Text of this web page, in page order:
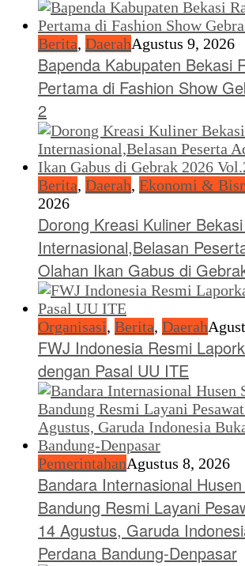
Berita, DaerahAgustus 9, 2026
Bapenda Kabupaten Bekasi
Pertama di Fashion Show
2
Berita, Daerah, Ekonomi &
2026
Dorong Kreasi Kuliner
Internasional,Belasan
Olahan Ikan Gabus di
Organisasi, Berita, Daerah
FWJ Indonesia Resmi
dengan Pasal UU ITE
PemerintahanAgustus 8, 2026
Bandara Internasional
Bandung Resmi Layani
14 Agustus, Garuda
Perdana Bandung-Denpasar